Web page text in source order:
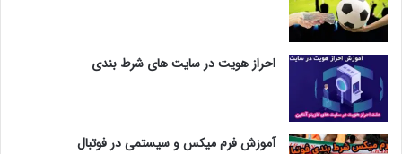
احراز هویت در سایت های شرط بندی
آموزش فرم میکس و سیستمی در فوتبال